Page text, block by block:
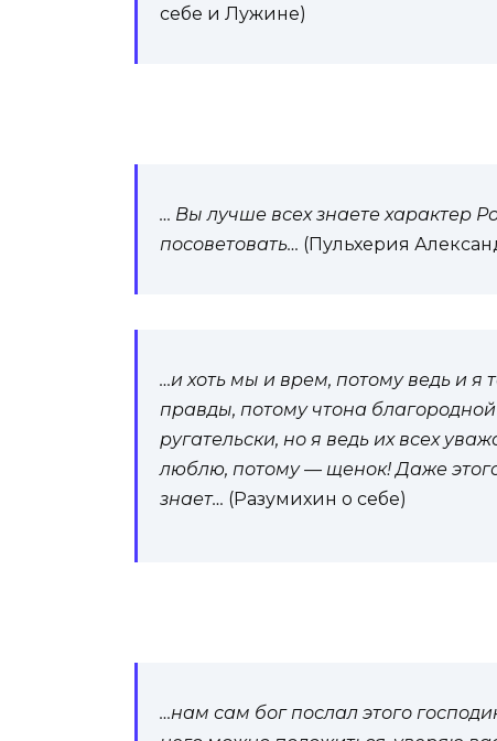
себе и Лужине)
… Вы лучше всех знаете характер
посоветовать… (Пульхерия
…и хоть мы и врем, потому ведь и я
правды, потому чтона
ругательски, но я ведь их всех
люблю, потому — щенок! Даже
знает… (Разумихин о себе)
…нам сам бог послал этого